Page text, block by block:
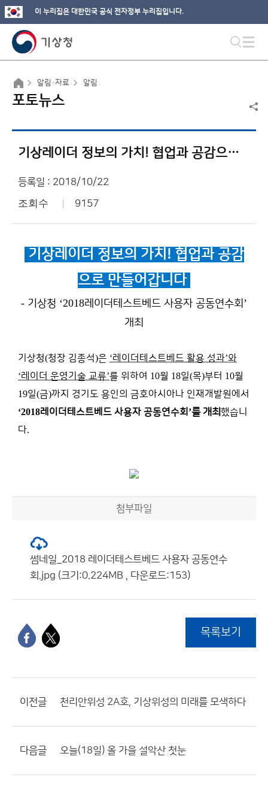
이 누리집은 대한민국 공식 전자정부 누리집입니다.
알림·자료 알림
포토뉴스
기상레이더 정보의 가치! 협업과 공감으로 만들어갑니다
등록일 : 2018/10/22
조회수 9157
기상레이더 정보의 가치! 협업과 공감
으로 만들어갑니다
- 기상청 ‘2018레이더테스트베드 사용자 공동연수회 ’
개최
기상청(청장 김종석)은 ‘레이더테스트베드 활용 성과’와
‘레이더 운영기술 교류’를 위하여 10월 18일(목)부터 10월
19일(금)까지 경기도 용인의 금호아시아나 인재개발원에서
‘2018레이더테스트베드 사용자 공동연수회 ’를 개최했습니
다.
첨부파일
썸네일_2018 레이더테스트베드 사용자 공동연수
회.jpg (크기:0.224MB , 다운로드:153)
목록보기
이전글 천리안위성 2A호, 기상위성의 미래를 모색하다
다음글 오늘(18일) 올 가을 설악산 첫눈